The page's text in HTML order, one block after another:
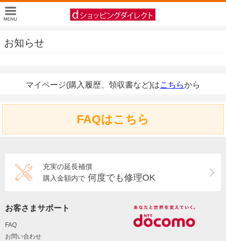
お知らせ
マイページ(購入履歴、領収書など)はこちらから
FAQはこちら
充実の延長補償
購入金額内で 何度でも修理OK
お客さまサポート
FAQ
お問い合わせ